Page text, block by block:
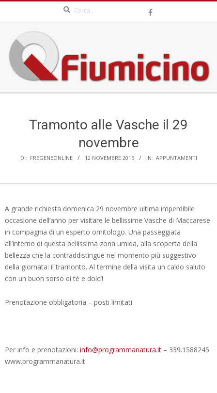
content
QFIUMICINO.COM
Tramonto alle Vasche il 29
novembre
DI: FREGENEONLINE 12 NOVEMBRE 2015 IN: APPUNTAMENTI
A grande richiesta domenica 29 novembre ultima imperdibile
occasione dell’anno per visitare le bellissime Vasche di Maccarese
in compagnia di un esperto ornitologo. Una passeggiata
all’interno di questa bellissima zona umida, alla scoperta della
bellezza che la contraddistingue nel momento più suggestivo
della giornata: il tramonto. Al termine della visita un caldo saluto
con un buon sorso di tè e dolci!
Prenotazione obbligatoria – posti limitati
Per info e prenotazioni: info@programmanatura.it – 339.1588245
www.programmanatura.it